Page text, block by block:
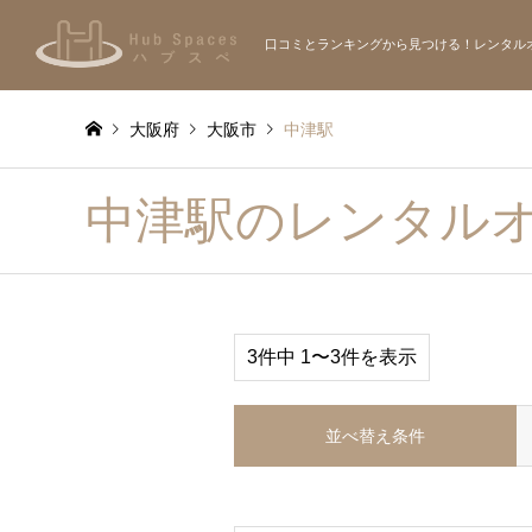
口コミとランキングから見つける！レンタル
大阪府 大阪市 中津駅
中津駅のレンタル
3件中 1〜3件を表示
並べ替え条件